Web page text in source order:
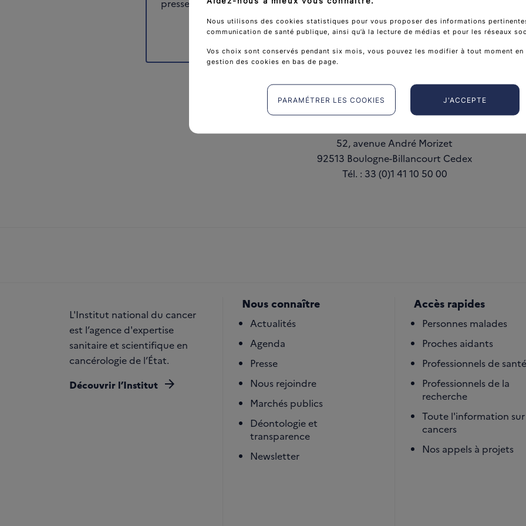
presse.
Institut national du cancer
52, avenue André Morizet
92513 Boulogne-Billancourt Cedex
Tél. : 33 (0)1 41 10 50 00
L'Institut national du cancer
est l’agence d'expertise
sanitaire et scientifique en
cancérologie de l’État.
Découvrir l’Institut arrow_forward
Nous connaître
Actualités
Agenda
Presse
Nous rejoindre
Marchés publics
Déontologie et
transparence
Newsletter
Accès rapides
Personnes malades
Proches aidants
Professionnels de santé
Professionnels de la
recherche
Toute l'information sur
cancers
Nos appels à projets
Nous utilisons des cookies statistiques pour vous proposer des informations
communication de santé publique, ainsi qu’à la lecture de médias et pour les réseaux
Vos choix sont conservés pendant six mois, vous pouvez les modifier à tout moment en
gestion des cookies en bas de page.
J'ACCEPTE
PARAMÉTRER LES COOKIES